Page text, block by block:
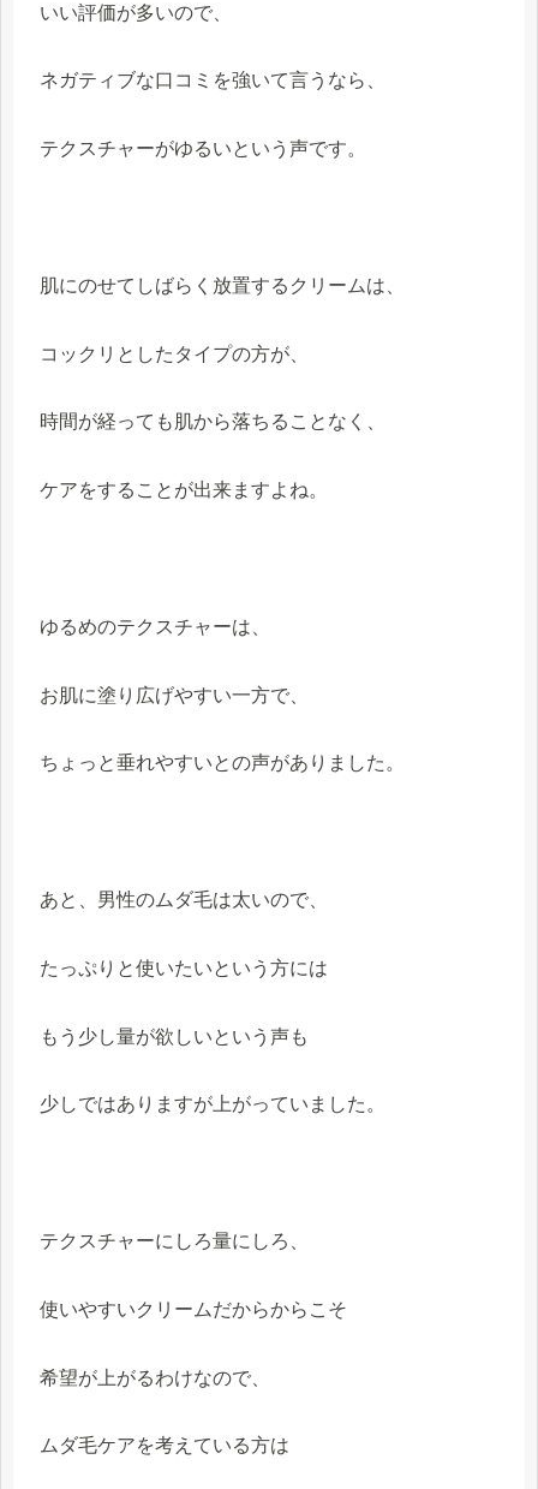
いい評価が多いので、
ネガティブな口コミを強いて言うなら、
テクスチャーがゆるいという声です。
肌にのせてしばらく放置するクリームは、
コックリとしたタイプの方が、
時間が経っても肌から落ちることなく、
ケアをすることが出来ますよね。
ゆるめのテクスチャーは、
お肌に塗り広げやすい一方で、
ちょっと垂れやすいとの声がありました。
あと、男性のムダ毛は太いので、
たっぷりと使いたいという方には
もう少し量が欲しいという声も
少しではありますが上がっていました。
テクスチャーにしろ量にしろ、
使いやすいクリームだからからこそ
希望が上がるわけなので、
ムダ毛ケアを考えている方は